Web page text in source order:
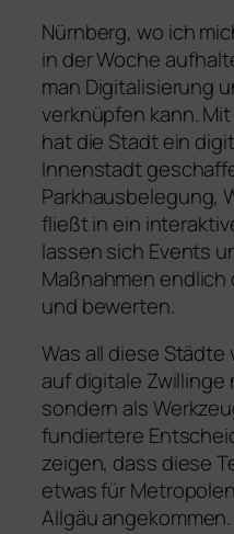
Nürnberg, wo ich
in der Woche
man Digitalisierung
verknüpfen kann. Mit
hat die Stadt ein
Innenstadt
Parkhausbelegung,
fließt in ein
lassen sich Events
Maßnahmen
und bewerten.
Was all diese
auf digitale
sondern als
fundiertere
zeigen, dass diese
etwas für
Allgäu angekommen.